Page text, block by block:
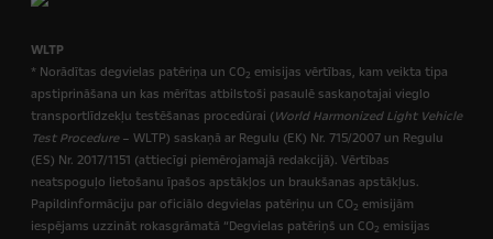
WLTP
* Norādītas degvielas patēriņa un CO2 emisijas vērtības, kam veikta tipa
apstiprināšana un kas mērītas atbilstoši pasaulē saskaņotajai vieglo
transportlīdzekļu testēšanas procedūrai (World Harmonized Light Vehicle
Test Procedure– WLTP) saskaņā ar Regulu (EK) Nr. 715/2007 un Regulu
(ES) Nr. 2017/1151 (attiecīgi piemērojamajā redakcijā). Vērtības
neatspoguļo lietošanu īpašos apstākļos un braukšanas apstākļus.
Papildinformāciju par oficiālo degvielas patēriņu un CO2 emisijām
iespējams uzzināt rokasgrāmatā “Degvielas patēriņš un CO2 emisijas